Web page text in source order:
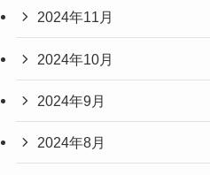
2024年11月
2024年10月
2024年9月
2024年8月